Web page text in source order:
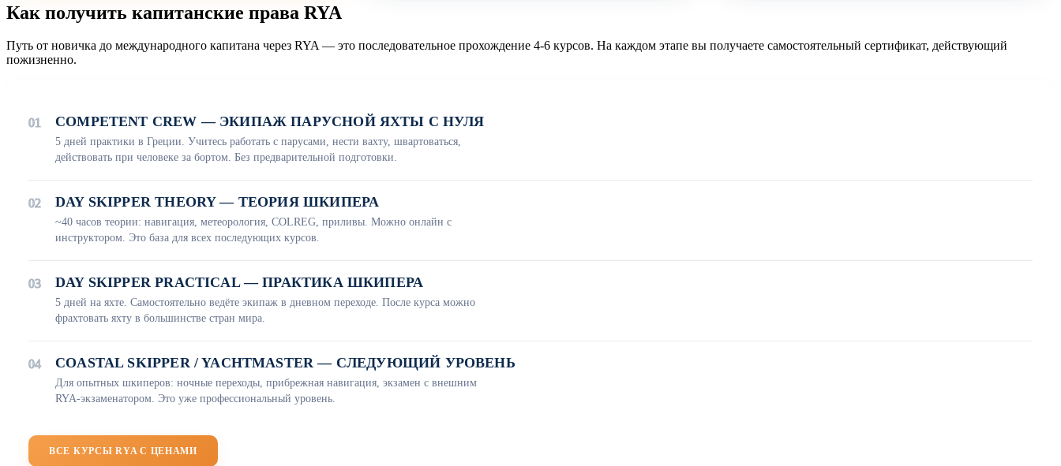
Как получить капитанские права RYA
Путь от новичка до международного капитана через RYA — это последовательное прохождение 4-6 курсов. На каждом этапе вы получаете самостоятельный сертификат, действующий
пожизненно.
01 COMPETENT CREW — ЭКИПАЖ ПАРУСНОЙ ЯХТЫ С НУЛЯ
5 дней практики в Греции. Учитесь работать с парусами, нести вахту, швартоваться,
действовать при человеке за бортом. Без предварительной подготовки.
02 DAY SKIPPER THEORY — ТЕОРИЯ ШКИПЕРА
~40 часов теории: навигация, метеорология, COLREG, приливы. Можно онлайн с
инструктором. Это база для всех последующих курсов.
03 DAY SKIPPER PRACTICAL — ПРАКТИКА ШКИПЕРА
5 дней на яхте. Самостоятельно ведёте экипаж в дневном переходе. После курса можно
фрахтовать яхту в большинстве стран мира.
04 COASTAL SKIPPER / YACHTMASTER — СЛЕДУЮЩИЙ УРОВЕНЬ
Для опытных шкиперов: ночные переходы, прибрежная навигация, экзамен с внешним
RYA-экзаменатором. Это уже профессиональный уровень.
ВСЕ КУРСЫ RYA С ЦЕНАМИ